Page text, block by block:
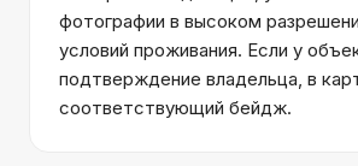
фотографии в высоком
условий проживания. Если у
подтверждение владельца, в
соответствующий бейдж.